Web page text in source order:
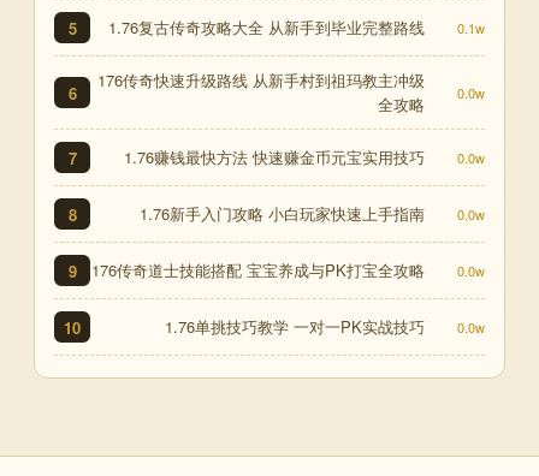
5 1.76复古传奇攻略大全 从新手到毕业完整路线 0.1w
6
176传奇快速升级路线 从新手村到祖玛教主冲级
全攻略
0.0w
7 1.76赚钱最快方法 快速赚金币元宝实用技巧 0.0w
8 1.76新手入门攻略 小白玩家快速上手指南 0.0w
9 176传奇道士技能搭配 宝宝养成与PK打宝全攻略 0.0w
10 1.76单挑技巧教学 一对一PK实战技巧 0.0w